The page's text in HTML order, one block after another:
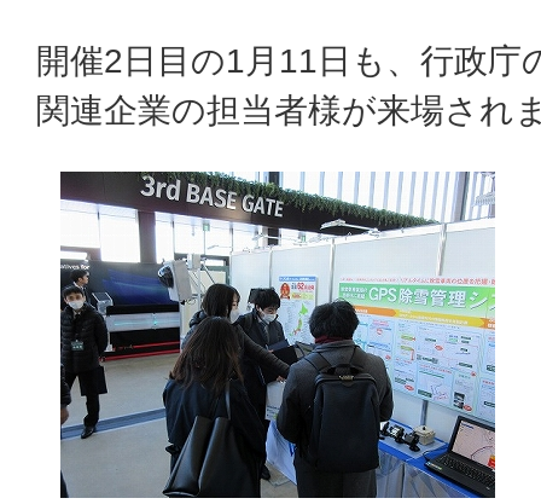
開催2日目の1月11日も、行政庁
関連企業の担当者様が来場され